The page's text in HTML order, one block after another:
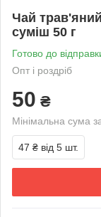
Чай
суміш 50 г
Готово до
Опт і роздріб
50 ₴
Мінімальна сума
47 ₴ від 5 шт.